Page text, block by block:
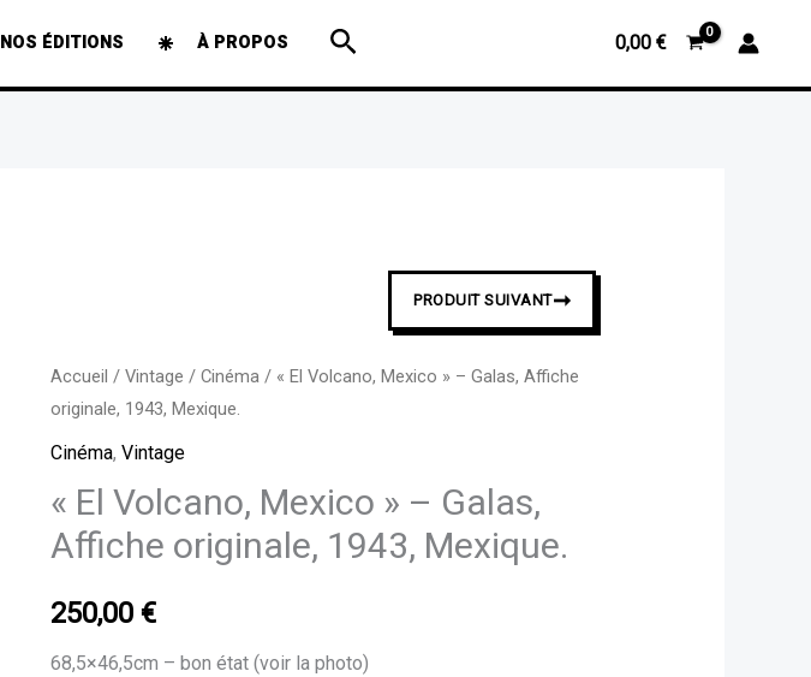
NOS ÉDITIONS À PROPOS Rechercher 0,00 €
PRODUIT SUIVANT➞
Accueil /Vintage /Cinéma / « El Volcano, Mexico » – Galas, Affiche
originale, 1943, Mexique.
Cinéma,Vintage
« El Volcano, Mexico » – Galas,
Affiche originale, 1943, Mexique.
250,00€
68,5×46,5cm – bon état (voir la photo)
quantité
de
«
Volcano,
Mexico
-
Galas,
Mexico
1943,
Mexique.